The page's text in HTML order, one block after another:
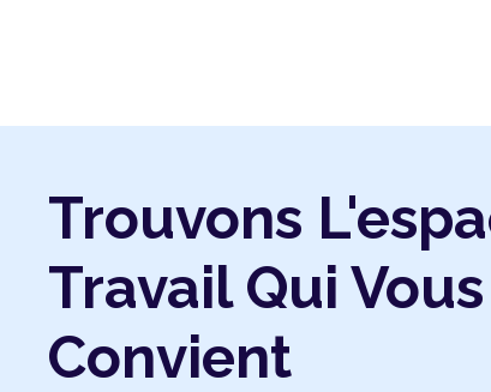
Trouvons
Travail Qui Vous
Convient